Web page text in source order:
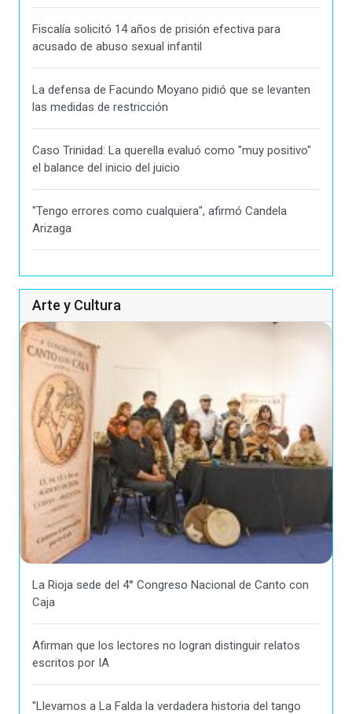
Fiscalía solicitó 14 años de prisión efectiva para
acusado de abuso sexual infantil
La defensa de Facundo Moyano pidió que se levanten
las medidas de restricción
Caso Trinidad: La querella evaluó como "muy positivo"
el balance del inicio del juicio
"Tengo errores como cualquiera", afirmó Candela
Arizaga
Arte y Cultura
La Rioja sede del 4° Congreso Nacional de Canto con
Caja
Afirman que los lectores no logran distinguir relatos
escritos por IA
"Llevamos a La Falda la verdadera historia del tango